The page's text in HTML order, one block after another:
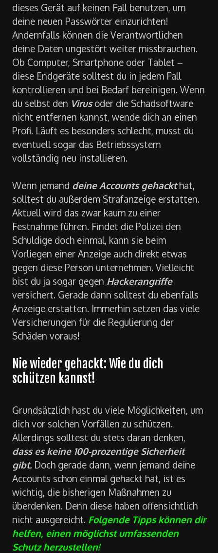
dein Computer oder Handy mit
Schadsoftwareinfiziert wurde, darfst du
dieses Gerät auf keinen Fall benutzen, um
deine neuen Passwörter einzurichten!
Andernfalls können die Verantwortlichen
deine Daten ungestört weiter missbrauchen.
Ob Computer, Smartphone oder Tablet –
diese Endgeräte solltest du in jedem Fall
kontrollieren und bei Bedarf bereinigen. Wenn
du selbst den Virusoder die Schadsoftware
nicht entfernen kannst, wende dich an einen
Profi. Läuft es besonders schlecht, musst du
vollständig neu installieren.
Wenn jemanddeine Accounts gehackt
solltest du außerdem Strafanzeige erstatten.
Aktuell wird das zwar kaum zu einer
Festnahme führen. Findet die Polizei den
Schuldige doch einmal, kann sie beim
Vorliegen einer Anzeige auch direkt etwas
gegen diese Person unternehmen. Vielleicht
bist du ja sogar gegenHackerangriffe
versichert. Gerade dann solltest du ebenfalls
Anzeige erstatten. Immerhin setzen das viele
Schäden voraus!
schützen kannst!
Grundsätzlich hast du viele Möglichkeiten, um
dich vor solchen Vorfällen zu schützen.
Allerdings solltest du stets daran denken,
dass es keine 100-prozentige Sicherheit
gibt.Doch gerade dann, wenn jemand deine
Accounts schon einmal gehackt hat, ist es
wichtig, die bisherigen Maßnahmen zu
überdenken. Denn diese haben offensichtlich
nicht ausgereicht.Folgende Tipps können dir